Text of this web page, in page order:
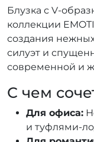
Блузка с V-
коллекции
создания
силуэт и
современной и
С чем
Для офиса:
и туфлями-